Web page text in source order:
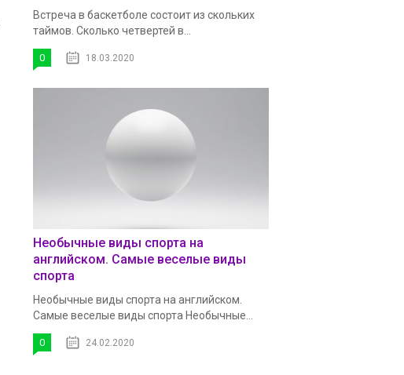
Встреча в баскетболе состоит из скольких
таймов. Сколько четвертей в...
0 18.03.2020
Необычные виды спорта на
английском. Самые веселые виды
спорта
Необычные виды спорта на английском.
Самые веселые виды спорта Необычные...
0 24.02.2020